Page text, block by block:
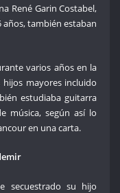
René Garin Costabel,
también estaban
varios años en la
mayores incluido
estudiaba guitarra
música, según así lo
en una carta.
secuestrado su hijo